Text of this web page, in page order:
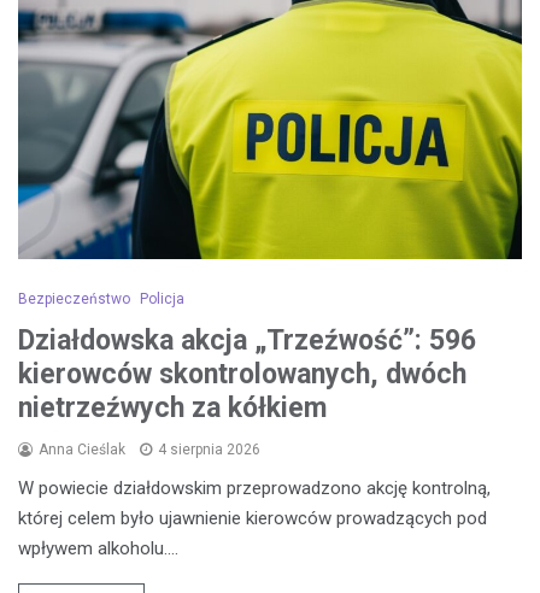
Bezpieczeństwo Policja
Działdowska akcja „Trzeźwość”: 596
kierowców skontrolowanych, dwóch
nietrzeźwych za kółkiem
Anna Cieślak 4 sierpnia 2026
W powiecie działdowskim przeprowadzono akcję kontrolną,
której celem było ujawnienie kierowców prowadzących pod
wpływem alkoholu.…